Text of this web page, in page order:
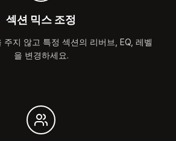
섹션 믹스 조정
주지 않고 특정 섹션의 리버브, EQ, 레벨
을 변경하세요.